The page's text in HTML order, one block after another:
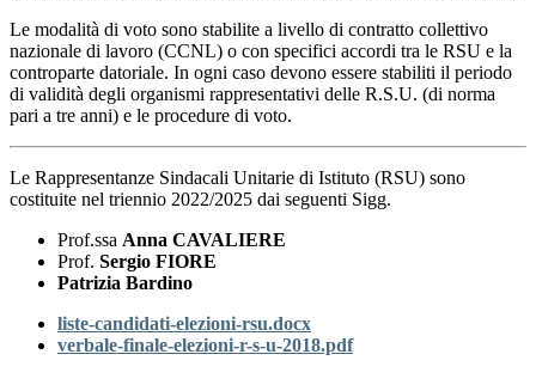
Le modalità di voto sono stabilite a livello di contratto collettivo
nazionale di lavoro (CCNL) o con specifici accordi tra le RSU e la
controparte datoriale. In ogni caso devono essere stabiliti il periodo
di validità degli organismi rappresentativi delle R.S.U. (di norma
pari a tre anni) e le procedure di voto.
Le Rappresentanze Sindacali Unitarie di Istituto (RSU) sono
costituite nel triennio 2022/2025 dai seguenti Sigg.
Prof.ssa Anna CAVALIERE
Prof. Sergio FIORE
Patrizia Bardino
liste-candidati-elezioni-rsu.docx
verbale-finale-elezioni-r-s-u-2018.pdf